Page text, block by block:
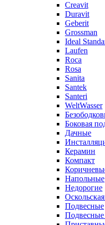
Creavit
Duravit
Geberit
Grossman
Ideal
Laufen
Roca
Rosa
Sanita
Santek
Santeri
WeltWasser
Боковая
Дачные
Керамин
Компакт
Напольные
Недорогие
Подвесные
Подвесные